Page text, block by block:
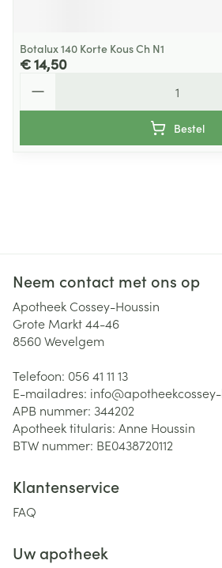
Botalux 140 Korte Kous Ch N1
€ 14,50
Bestel
Neem contact met ons op
Apotheek Cossey-Houssin
Grote Markt 44-46
8560Wevelgem
Telefoon: 056 41 11 13
E-mailadres: info@
APB nummer: 344202
Apotheek titularis: Anne Houssin
BTW nummer: BE0438720112
Klantenservice
FAQ
Uw apotheek